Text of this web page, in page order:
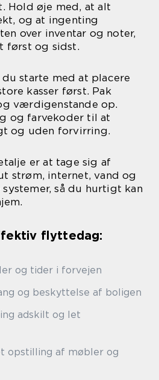
Hold øje med, at alt
og at ingenting
over inventar og noter,
først og sidst.
starte med at placere
kasser først. Pak
værdigenstande op.
og farvekoder til at
og uden forvirring.
er at tage sig af
strøm, internet, vand og
så du hurtigt kan
flyttedag:
og tider i forvejen
og beskyttelse af boligen
adskilt og let
opstilling af møbler og